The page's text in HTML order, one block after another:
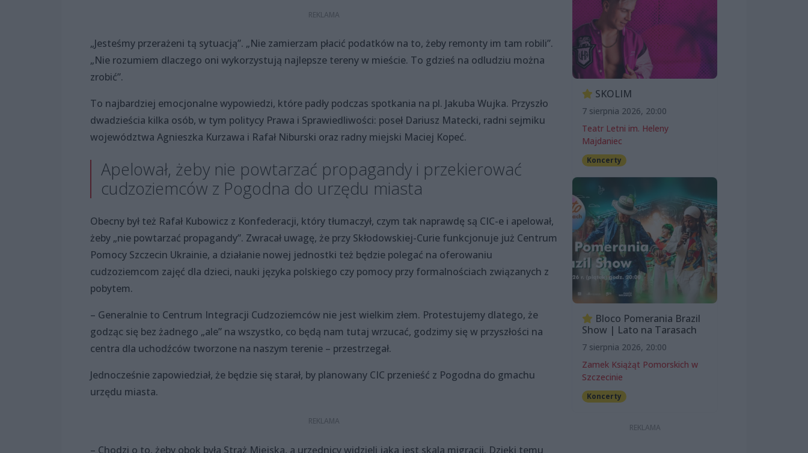
„Jesteśmy przerażeni tą sytuacją”. „Nie zamierzam płacić podatków na to, żeby remonty im tam robili”.
„Nie rozumiem dlaczego oni wykorzystują najlepsze tereny w mieście. To gdzieś na odludziu można
zrobić”.
To najbardziej emocjonalne wypowiedzi, które padły podczas spotkania na pl. Jakuba Wujka. Przyszło
dwadzieścia kilka osób, w tym politycy Prawa i Sprawiedliwości: poseł Dariusz Matecki, radni sejmiku
województwa Agnieszka Kurzawa i Rafał Niburski oraz radny miejski Maciej Kopeć.
Apelował, żeby nie powtarzać propagandy i przekierować
cudzoziemców z Pogodna do urzędu miasta
Obecny był też Rafał Kubowicz z Konfederacji, który tłumaczył, czym tak naprawdę są CIC-e i apelował,
żeby „nie powtarzać propagandy”. Zwracał uwagę, że przy Skłodowskiej-Curie funkcjonuje już Centrum
Pomocy Szczecin Ukrainie, a działanie nowej jednostki też będzie polegać na oferowaniu
cudzoziemcom zajęć dla dzieci, nauki języka polskiego czy pomocy przy formalnościach związanych z
pobytem.
– Generalnie to Centrum Integracji Cudzoziemców nie jest wielkim złem. Protestujemy dlatego, że
godząc się bez żadnego „ale” na wszystko, co będą nam tutaj wrzucać, godzimy się w przyszłości na
centra dla uchodźców tworzone na naszym terenie – przestrzegał.
Jednocześnie zapowiedział, że będzie się starał, by planowany CIC przenieść z Pogodna do gmachu
urzędu miasta.
– Chodzi o to, żeby obok była Straż Miejska, a urzędnicy widzieli jaka jest skala migracji. Dzięki temu
SKOLIM
7 sierpnia 2026, 20:00
Teatr Letni im. Heleny
Majdaniec
Koncerty
Bloco Pomerania Brazil
Show | Lato na Tarasach
7 sierpnia 2026, 20:00
Zamek Książąt Pomorskich w
Szczecinie
Koncerty